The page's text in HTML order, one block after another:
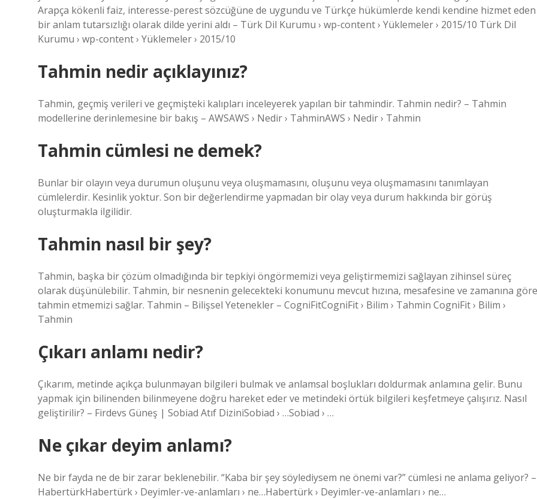
Arapça kökenli faiz, interesse-perest sözcüğüne de uygundu ve Türkçe hükümlerde kendi kendine hizmet eden
bir anlam tutarsızlığı olarak dilde yerini aldı – Türk Dil Kurumu › wp-content › Yüklemeler › 2015/10 Türk Dil
Kurumu › wp-content › Yüklemeler › 2015/10
Tahmin nedir açıklayınız?
Tahmin, geçmiş verileri ve geçmişteki kalıpları inceleyerek yapılan bir tahmindir. Tahmin nedir? – Tahmin
modellerine derinlemesine bir bakış – AWSAWS › Nedir › TahminAWS › Nedir › Tahmin
Tahmin cümlesi ne demek?
Bunlar bir olayın veya durumun oluşunu veya oluşmamasını, oluşunu veya oluşmamasını tanımlayan
cümlelerdir. Kesinlik yoktur. Son bir değerlendirme yapmadan bir olay veya durum hakkında bir görüş
oluşturmakla ilgilidir.
Tahmin nasıl bir şey?
Tahmin, başka bir çözüm olmadığında bir tepkiyi öngörmemizi veya geliştirmemizi sağlayan zihinsel süreç
olarak düşünülebilir. Tahmin, bir nesnenin gelecekteki konumunu mevcut hızına, mesafesine ve zamanına göre
tahmin etmemizi sağlar. Tahmin – Bilişsel Yetenekler – CogniFitCogniFit › Bilim › Tahmin CogniFit › Bilim ›
Tahmin
Çıkarı anlamı nedir?
Çıkarım, metinde açıkça bulunmayan bilgileri bulmak ve anlamsal boşlukları doldurmak anlamına gelir. Bunu
yapmak için bilinenden bilinmeyene doğru hareket eder ve metindeki örtük bilgileri keşfetmeye çalışırız. Nasıl
geliştirilir? – Firdevs Güneş | Sobiad Atıf DiziniSobiad › …Sobiad › …
Ne çıkar deyim anlamı?
Ne bir fayda ne de bir zarar beklenebilir. “Kaba bir şey söylediysem ne önemi var?” cümlesi ne anlama geliyor? –
HabertürkHabertürk › Deyimler-ve-anlamları › ne…Habertürk › Deyimler-ve-anlamları › ne…